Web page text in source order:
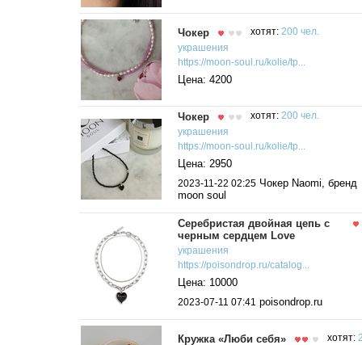
Чокер хотят: 200 чел.
украшения
https://moon-soul.ru/kolie/tp...
Цена: 4200
Чокер хотят: 200 чел.
украшения
https://moon-soul.ru/kolie/tp...
Цена: 2950
2023-11-22 02:25 Чокер Naomi, бренд
moon soul
Серебристая двойная цепь с
черным сердцем Love
украшения
https://poisondrop.ru/catalog...
Цена: 10000
2023-07-11 07:41 poisondrop.ru
Кружка «Люби себя» хотят: